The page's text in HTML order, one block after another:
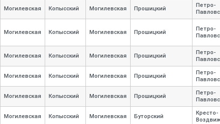
Могилевская Копысский Могилевская Прошицкий
Петро-
Могилевская Копысский Могилевская Прошицкий
Петро-
Могилевская Копысский Могилевская Прошицкий
Петро-
Могилевская Копысский Могилевская Прошицкий
Петро-
Могилевская Копысский Могилевская Прошицкий
Петро-
Могилевская Копысский Могилевская Буторский
Кресто-